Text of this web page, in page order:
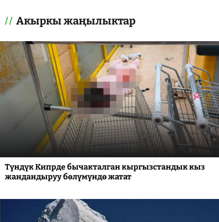
Акыркы жаңылыктар
Түндүк Кипрде бычакталган кыргызстандык кыз
жандандыруу бөлүмүндө жатат